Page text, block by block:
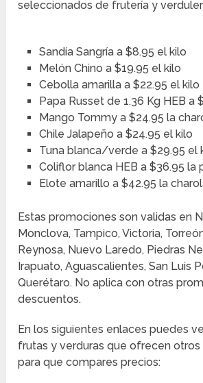
seleccionados de frutería y
Sandía Sangría a $8.95 el kilo
Melón Chino a $19.95 el kilo
Cebolla amarilla a $22.95 el kilo
Papa Russet de 1.36 Kg HEB a
Mango Tommy a $24.95 la
Chile Jalapeño a $24.95 el kilo
Tuna blanca/verde a $29.95 el
Coliflor blanca HEB a $36.95 la
Elote amarillo a $42.95 la
Estas promociones son validas en
Monclova, Tampico, Victoria,
Reynosa, Nuevo Laredo, Piedras
Irapuato, Aguascalientes, San Luis
Querétaro. No aplica con otras
descuentos.
En los siguientes enlaces puedes
frutas y verduras que ofrecen
para que compares precios: